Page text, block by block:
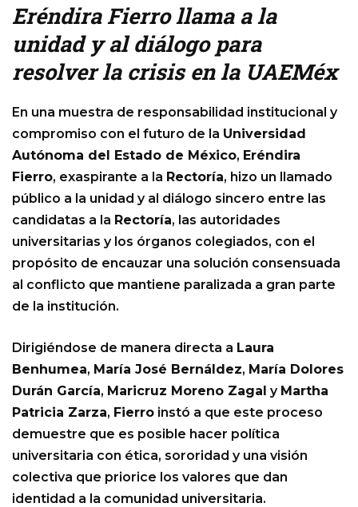
Eréndira Fierro llama a la
unidad y al diálogo para
resolver la crisis en la UAEMéx
En una muestra de responsabilidad institucional y
compromiso con el futuro de la Universidad
Autónoma del Estado de México, Eréndira
Fierro, exaspirante a la Rectoría, hizo un llamado
público a la unidad y al diálogo sincero entre las
candidatas a la Rectoría, las autoridades
universitarias y los órganos colegiados, con el
propósito de encauzar una solución consensuada
al conflicto que mantiene paralizada a gran parte
de la institución.
Dirigiéndose de manera directa a Laura
Benhumea, María José Bernáldez, María Dolores
Durán García, Maricruz Moreno Zagal y Martha
Patricia Zarza, Fierro instó a que este proceso
demuestre que es posible hacer política
universitaria con ética, sororidad y una visión
colectiva que priorice los valores que dan
identidad a la comunidad universitaria.